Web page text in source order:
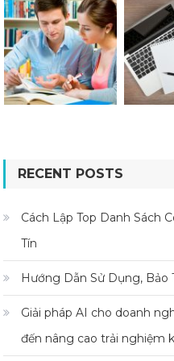
RECENT POSTS
Cách Lập Top Danh Sách
Tín
Hướng Dẫn Sử Dụng, Bảo
Giải pháp AI cho doanh
đến nâng cao trải nghiệm